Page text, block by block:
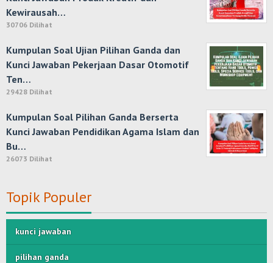
Kewirausah…
30706 Dilihat
Kumpulan Soal Ujian Pilihan Ganda dan
Kunci Jawaban Pekerjaan Dasar Otomotif
Ten…
29428 Dilihat
Kumpulan Soal Pilihan Ganda Berserta
Kunci Jawaban Pendidikan Agama Islam dan
Bu…
26073 Dilihat
Topik Populer
kunci jawaban
pilihan ganda